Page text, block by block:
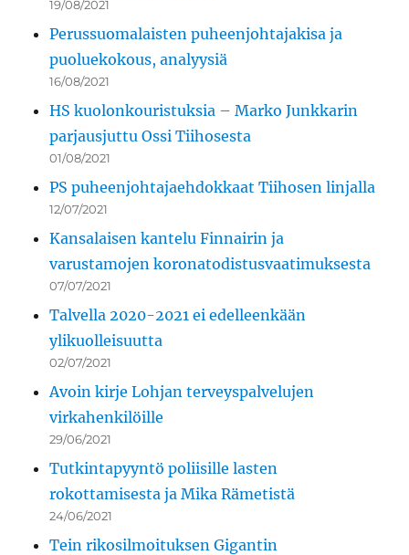
19/08/2021
Perussuomalaisten puheenjohtajakisa ja
puoluekokous, analyysiä
16/08/2021
HS kuolonkouristuksia – Marko Junkkarin
parjausjuttu Ossi Tiihosesta
01/08/2021
PS puheenjohtajaehdokkaat Tiihosen linjalla
12/07/2021
Kansalaisen kantelu Finnairin ja
varustamojen koronatodistusvaatimuksesta
07/07/2021
Talvella 2020-2021 ei edelleenkään
ylikuolleisuutta
02/07/2021
Avoin kirje Lohjan terveyspalvelujen
virkahenkilöille
29/06/2021
Tutkintapyyntö poliisille lasten
rokottamisesta ja Mika Rämetistä
24/06/2021
Tein rikosilmoituksen Gigantin